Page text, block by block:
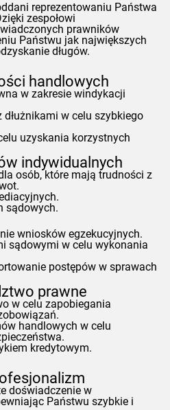
reprezentowaniu Państwa
zespołowi
prawników
Państwu jak największych
długów.
handlowych
w zakresie windykacji
dłużnikami w celu szybkiego
uzyskania korzystnych
indywidualnych
osób, które mają trudności z
sądowych.
wniosków egzekucyjnych.
sądowymi w celu wykonania
postępów w sprawach
prawne
w celu zapobiegania
handlowych w celu
kredytowym.
doświadczenie w
Państwu szybkie i